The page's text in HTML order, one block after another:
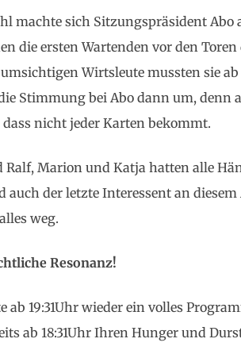
machte sich Sitzungspräsident Abo
die ersten Wartenden vor den
Wirtsleute mussten sie
Stimmung bei Abo dann um, denn
nicht jeder Karten bekommt.
Ralf, Marion und Katja hatten alle
auch der letzte Interessent an
weg.
Resonanz!
ab 19:31Uhr wieder ein volles
ab 18:31Uhr Ihren Hunger und